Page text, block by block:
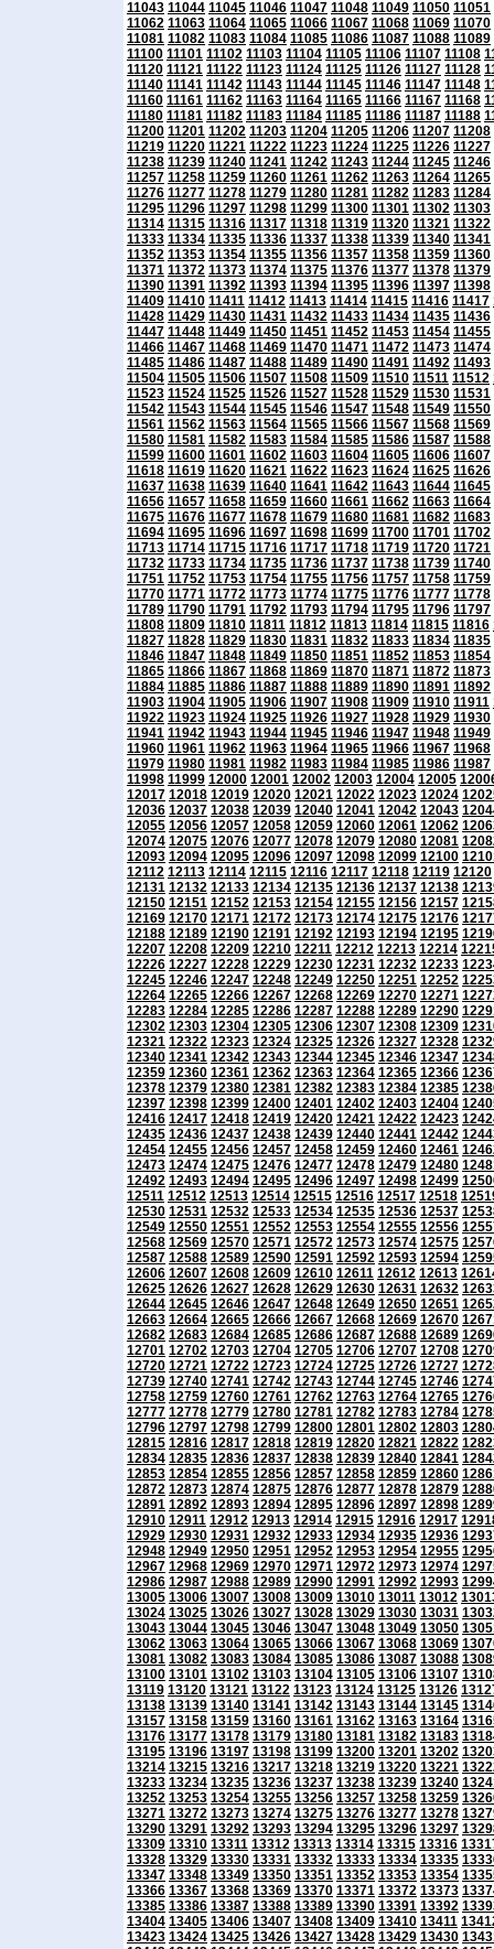
11043 11044 11045 11046 11047 11048 11049 11050 11051
11062 11063 11064 11065 11066 11067 11068 11069 11070
11081 11082 11083 11084 11085 11086 11087 11088 11089
11100 11101 11102 11103 11104 11105 11106 11107 11108
11120 11121 11122 11123 11124 11125 11126 11127 11128
11140 11141 11142 11143 11144 11145 11146 11147 11148
11160 11161 11162 11163 11164 11165 11166 11167 11168
11180 11181 11182 11183 11184 11185 11186 11187 11188
11200 11201 11202 11203 11204 11205 11206 11207 11208
11219 11220 11221 11222 11223 11224 11225 11226 11227
11238 11239 11240 11241 11242 11243 11244 11245 11246
11257 11258 11259 11260 11261 11262 11263 11264 11265
11276 11277 11278 11279 11280 11281 11282 11283 11284
11295 11296 11297 11298 11299 11300 11301 11302 11303
11314 11315 11316 11317 11318 11319 11320 11321 11322
11333 11334 11335 11336 11337 11338 11339 11340 11341
11352 11353 11354 11355 11356 11357 11358 11359 11360
11371 11372 11373 11374 11375 11376 11377 11378 11379
11390 11391 11392 11393 11394 11395 11396 11397 11398
11409 11410 11411 11412 11413 11414 11415 11416 11417
11428 11429 11430 11431 11432 11433 11434 11435 11436
11447 11448 11449 11450 11451 11452 11453 11454 11455
11466 11467 11468 11469 11470 11471 11472 11473 11474
11485 11486 11487 11488 11489 11490 11491 11492 11493
11504 11505 11506 11507 11508 11509 11510 11511 11512
11523 11524 11525 11526 11527 11528 11529 11530 11531
11542 11543 11544 11545 11546 11547 11548 11549 11550
11561 11562 11563 11564 11565 11566 11567 11568 11569
11580 11581 11582 11583 11584 11585 11586 11587 11588
11599 11600 11601 11602 11603 11604 11605 11606 11607
11618 11619 11620 11621 11622 11623 11624 11625 11626
11637 11638 11639 11640 11641 11642 11643 11644 11645
11656 11657 11658 11659 11660 11661 11662 11663 11664
11675 11676 11677 11678 11679 11680 11681 11682 11683
11694 11695 11696 11697 11698 11699 11700 11701 11702
11713 11714 11715 11716 11717 11718 11719 11720 11721
11732 11733 11734 11735 11736 11737 11738 11739 11740
11751 11752 11753 11754 11755 11756 11757 11758 11759
11770 11771 11772 11773 11774 11775 11776 11777 11778
11789 11790 11791 11792 11793 11794 11795 11796 11797
11808 11809 11810 11811 11812 11813 11814 11815 11816
11827 11828 11829 11830 11831 11832 11833 11834 11835
11846 11847 11848 11849 11850 11851 11852 11853 11854
11865 11866 11867 11868 11869 11870 11871 11872 11873
11884 11885 11886 11887 11888 11889 11890 11891 11892
11903 11904 11905 11906 11907 11908 11909 11910 11911
11922 11923 11924 11925 11926 11927 11928 11929 11930
11941 11942 11943 11944 11945 11946 11947 11948 11949
11960 11961 11962 11963 11964 11965 11966 11967 11968
11979 11980 11981 11982 11983 11984 11985 11986 11987
11998 11999 12000 12001 12002 12003 12004 12005
12017 12018 12019 12020 12021 12022 12023 12024
12036 12037 12038 12039 12040 12041 12042 12043
12055 12056 12057 12058 12059 12060 12061 12062
12074 12075 12076 12077 12078 12079 12080 12081
12093 12094 12095 12096 12097 12098 12099 12100
12112 12113 12114 12115 12116 12117 12118 12119 12120
12131 12132 12133 12134 12135 12136 12137 12138
12150 12151 12152 12153 12154 12155 12156 12157
12169 12170 12171 12172 12173 12174 12175 12176
12188 12189 12190 12191 12192 12193 12194 12195
12207 12208 12209 12210 12211 12212 12213 12214
12226 12227 12228 12229 12230 12231 12232 12233
12245 12246 12247 12248 12249 12250 12251 12252
12264 12265 12266 12267 12268 12269 12270 12271
12283 12284 12285 12286 12287 12288 12289 12290
12302 12303 12304 12305 12306 12307 12308 12309
12321 12322 12323 12324 12325 12326 12327 12328
12340 12341 12342 12343 12344 12345 12346 12347
12359 12360 12361 12362 12363 12364 12365 12366
12378 12379 12380 12381 12382 12383 12384 12385
12397 12398 12399 12400 12401 12402 12403 12404
12416 12417 12418 12419 12420 12421 12422 12423
12435 12436 12437 12438 12439 12440 12441 12442
12454 12455 12456 12457 12458 12459 12460 12461
12473 12474 12475 12476 12477 12478 12479 12480
12492 12493 12494 12495 12496 12497 12498 12499
12511 12512 12513 12514 12515 12516 12517 12518
12530 12531 12532 12533 12534 12535 12536 12537
12549 12550 12551 12552 12553 12554 12555 12556
12568 12569 12570 12571 12572 12573 12574 12575
12587 12588 12589 12590 12591 12592 12593 12594
12606 12607 12608 12609 12610 12611 12612 12613
12625 12626 12627 12628 12629 12630 12631 12632
12644 12645 12646 12647 12648 12649 12650 12651
12663 12664 12665 12666 12667 12668 12669 12670
12682 12683 12684 12685 12686 12687 12688 12689
12701 12702 12703 12704 12705 12706 12707 12708
12720 12721 12722 12723 12724 12725 12726 12727
12739 12740 12741 12742 12743 12744 12745 12746
12758 12759 12760 12761 12762 12763 12764 12765
12777 12778 12779 12780 12781 12782 12783 12784
12796 12797 12798 12799 12800 12801 12802 12803
12815 12816 12817 12818 12819 12820 12821 12822
12834 12835 12836 12837 12838 12839 12840 12841
12853 12854 12855 12856 12857 12858 12859 12860
12872 12873 12874 12875 12876 12877 12878 12879
12891 12892 12893 12894 12895 12896 12897 12898
12910 12911 12912 12913 12914 12915 12916 12917
12929 12930 12931 12932 12933 12934 12935 12936
12948 12949 12950 12951 12952 12953 12954 12955
12967 12968 12969 12970 12971 12972 12973 12974
12986 12987 12988 12989 12990 12991 12992 12993
13005 13006 13007 13008 13009 13010 13011 13012
13024 13025 13026 13027 13028 13029 13030 13031
13043 13044 13045 13046 13047 13048 13049 13050
13062 13063 13064 13065 13066 13067 13068 13069
13081 13082 13083 13084 13085 13086 13087 13088
13100 13101 13102 13103 13104 13105 13106 13107
13119 13120 13121 13122 13123 13124 13125 13126
13138 13139 13140 13141 13142 13143 13144 13145
13157 13158 13159 13160 13161 13162 13163 13164
13176 13177 13178 13179 13180 13181 13182 13183
13195 13196 13197 13198 13199 13200 13201 13202
13214 13215 13216 13217 13218 13219 13220 13221
13233 13234 13235 13236 13237 13238 13239 13240
13252 13253 13254 13255 13256 13257 13258 13259
13271 13272 13273 13274 13275 13276 13277 13278
13290 13291 13292 13293 13294 13295 13296 13297
13309 13310 13311 13312 13313 13314 13315 13316
13328 13329 13330 13331 13332 13333 13334 13335
13347 13348 13349 13350 13351 13352 13353 13354
13366 13367 13368 13369 13370 13371 13372 13373
13385 13386 13387 13388 13389 13390 13391 13392
13404 13405 13406 13407 13408 13409 13410 13411
13423 13424 13425 13426 13427 13428 13429 13430